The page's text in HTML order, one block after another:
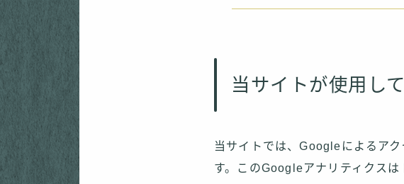
当サイトが使用し
当サイトでは、Googleによるア
す。このGoogleアナリティクス